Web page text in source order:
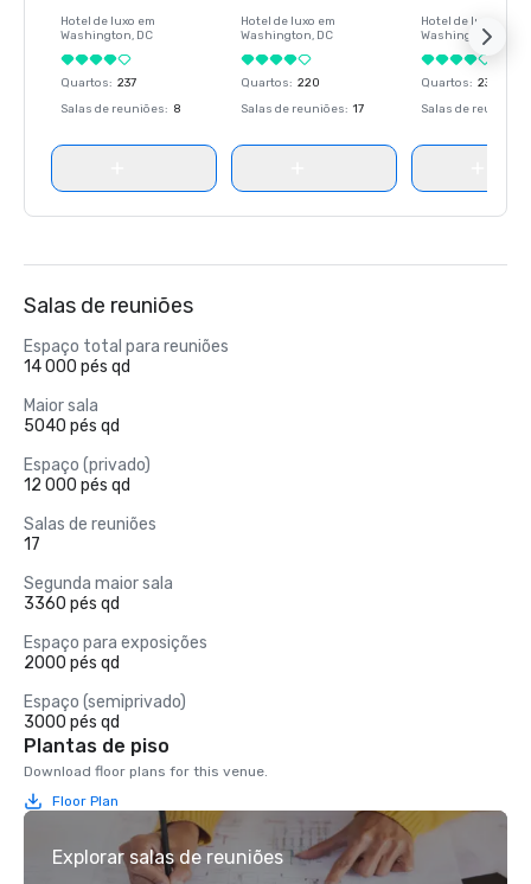
Hotel de luxo em
Washington, DC
Quartos: 237
Salas de reuniões: 8
Hotel de luxo em
Washington, DC
Quartos: 220
Salas de reuniões: 17
Hotel de luxo em
Washington
Quartos: 237
Salas de reuniões
Salas de reuniões
Espaço total para reuniões
14 000 pés qd
Maior sala
5040 pés qd
Espaço (privado)
12 000 pés qd
Salas de reuniões
17
Segunda maior sala
3360 pés qd
Espaço para exposições
2000 pés qd
Espaço (semiprivado)
3000 pés qd
Plantas de piso
Download floor plans for this venue.
Floor Plan
Explorar salas de reuniões